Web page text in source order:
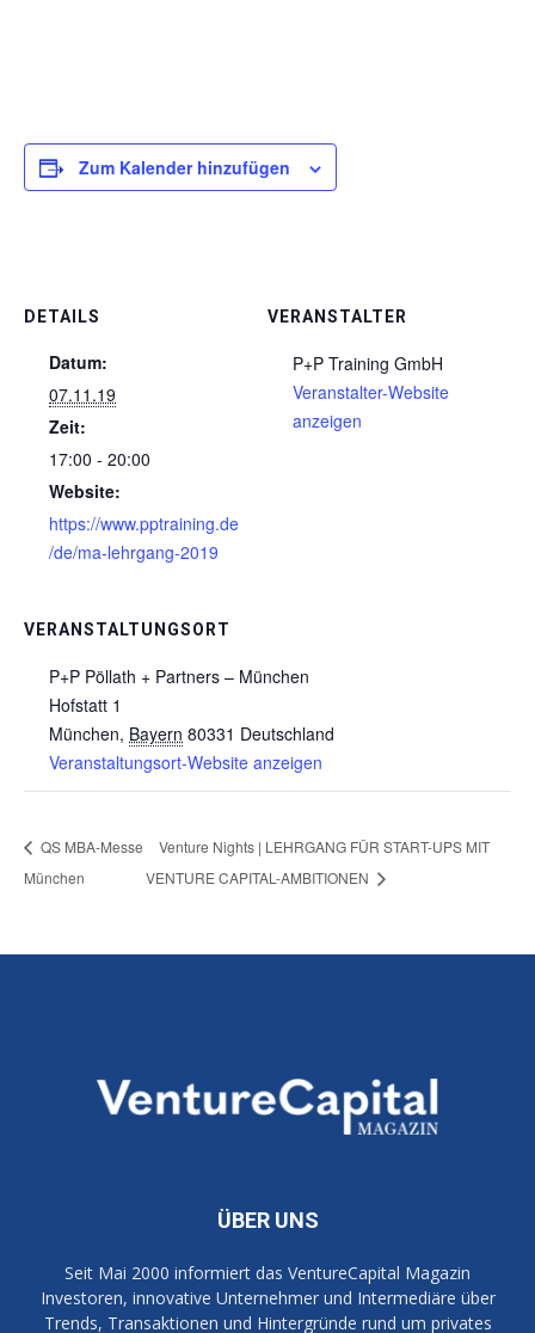
Zum Kalender hinzufügen
DETAILS
Datum:
07.11.19
Zeit:
17:00 - 20:00
Website:
https://www.pptraining.de
/de/ma-lehrgang-2019
VERANSTALTUNGSORT
P+P Pöllath + Partners – München
Hofstatt 1
München, Bayern 80331 Deutschland
Veranstaltungsort-Website anzeigen
VERANSTALTER
P+P Training GmbH
Veranstalter-Website
anzeigen
QS MBA-Messe
München
Venture Nights | LEHRGANG FÜR START-UPS MIT
VENTURE CAPITAL-AMBITIONEN
ÜBER UNS
Seit Mai 2000 informiert das VentureCapital Magazin
Investoren, innovative Unternehmer und Intermediäre über
Trends, Transaktionen und Hintergründe rund um privates